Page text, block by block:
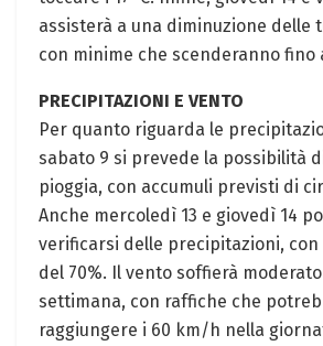
assisterà a una diminuzione delle
con minime che scenderanno fino
PRECIPITAZIONI E VENTO
Per quanto riguarda le
sabato 9 si prevede la possibilità
pioggia, con accumuli previsti di
Anche mercoledì 13 e giovedì 14
verificarsi delle precipitazioni,
del 70%. Il vento soffierà
settimana, con raffiche che
raggiungere i 60 km/h nella